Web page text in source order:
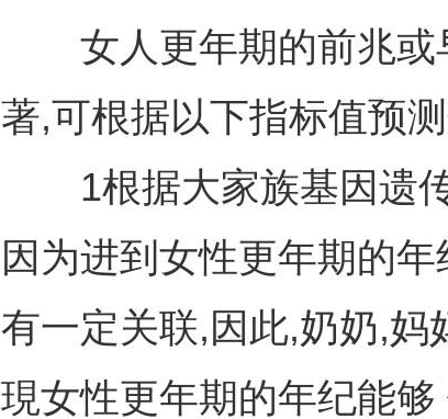
女人更年期的前兆
著,可根据以下指标值预
1根据大家族基因遗
因为进到女性更年期的
有一定关联,因此,奶奶,妈
現女性更年期的年纪能